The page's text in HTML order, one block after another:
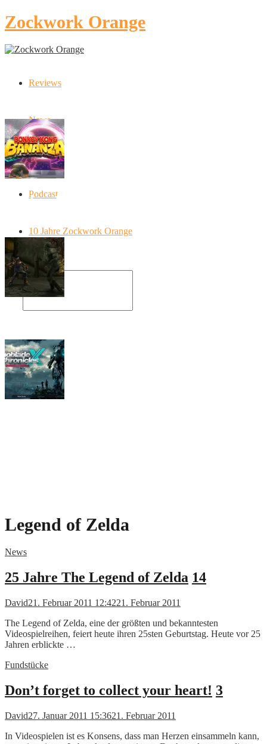
Zockwork Orange
Reviews
News
Artikel
Podcast
10 Jahre Zockwork Orange
Donkey Kong Bananza: “Ich mache alles
Legend of Zelda
News
25 Jahre The Legend of Zelda 14
David21. Februar 2011 12:4221. Februar 2011
The Legend of Zelda, eine der größten und bekanntesten
Videospielreihen, feiert heute ihren 25sten Geburtstag. Heute vor 25
Jahren erblickte …
Fundstücke
Don’t forget to collect your heart! 3
David27. Januar 2011 15:3621. Februar 2011
In Videospielen ist es Konsens, dass man Herzen einsammeln kann,